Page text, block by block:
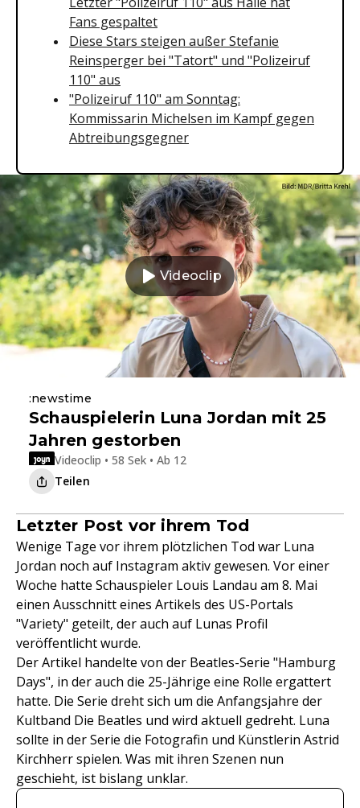
Fans gespaltet
Diese Stars steigen außer Stefanie
Reinsperger bei "Tatort" und "Polizeiruf
110" aus
"Polizeiruf 110" am Sonntag:
Kommissarin Michelsen im Kampf gegen
Abtreibungsgegner
Videoclip
:newstime
Schauspielerin Luna Jordan mit 25
Jahren gestorben
Videoclip • 58 Sek • Ab 12
Teilen
Letzter Post vor ihrem Tod
Wenige Tage vor ihrem plötzlichen Tod war Luna
Jordan noch auf Instagram aktiv gewesen. Vor einer
Woche hatte Schauspieler Louis Landau am 8. Mai
einen Ausschnitt eines Artikels des US-Portals
"Variety" geteilt, der auch auf Lunas Profil
veröffentlicht wurde.
Der Artikel handelte von der Beatles-Serie "Hamburg
Days", in der auch die 25-Jährige eine Rolle ergattert
hatte. Die Serie dreht sich um die Anfangsjahre der
Kultband Die Beatles und wird aktuell gedreht. Luna
sollte in der Serie die Fotografin und Künstlerin Astrid
Kirchherr spielen. Was mit ihren Szenen nun
geschieht, ist bislang unklar.